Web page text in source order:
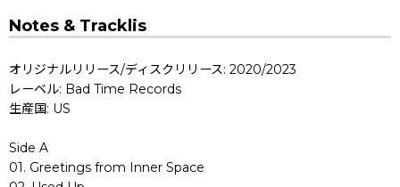
Notes & Tracklis
オリジナルリリース/ディスクリリース: 2020/2023
レーベル: Bad Time Records
生産国: US
Side A
01. Greetings from Inner Space